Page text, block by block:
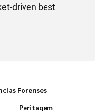
driven best
Forenses
Peritagem